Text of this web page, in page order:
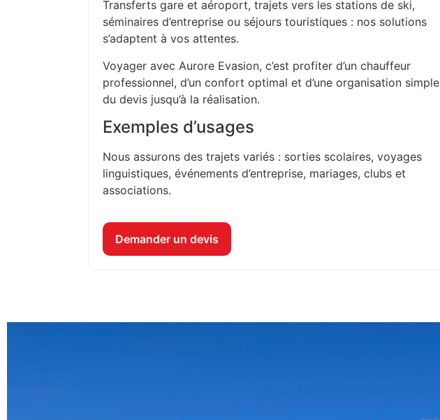
Transferts gare et aéroport, trajets vers les stations de ski,
séminaires d’entreprise ou séjours touristiques : nos solutions
s’adaptent à vos attentes.
Voyager avec Aurore Evasion, c’est profiter d’un chauffeur
professionnel, d’un confort optimal et d’une organisation simple
du devis jusqu’à la réalisation.
Exemples d’usages
Nous assurons des trajets variés : sorties scolaires, voyages
linguistiques, événements d’entreprise, mariages, clubs et
associations.
Demander un devis